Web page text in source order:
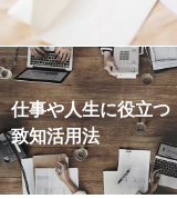
仕事や人生に役立つ
致知活用法